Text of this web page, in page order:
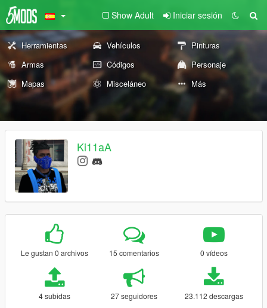
Show Adult Iniciar sesión
Herramientas Vehículos
Pinturas
Armas
Códigos
Personaje
Mapas
Misceláneo Más
Ki11aA
Le gustan 0 archivos 15 comentarios 0 vídeos
4 subidas 27 seguidores 23.112 descargas